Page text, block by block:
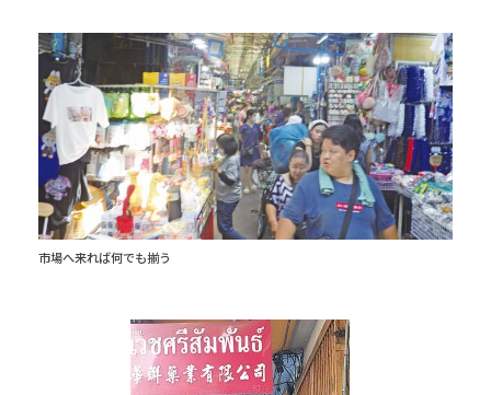
市場へ来れば何でも揃う